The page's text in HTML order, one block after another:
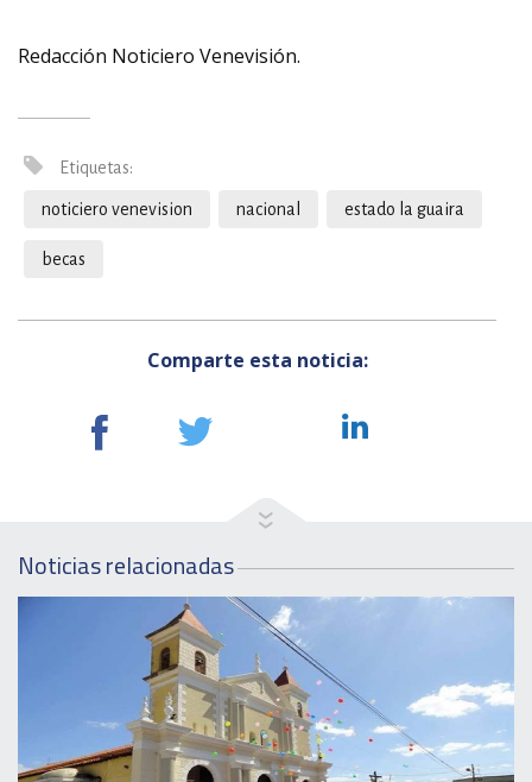
Redacción Noticiero Venevisión.
Etiquetas:
noticiero venevision nacional estado la guaira
becas
Comparte esta noticia:
Noticias relacionadas